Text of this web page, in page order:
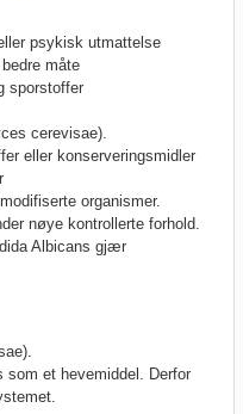
psykisk utmattelse
måte
sporstoffer
cerevisae).
eller konserveringsmidler
organismer.
nøye kontrollerte forhold.
Albicans gjær
et hevemiddel. Derfor